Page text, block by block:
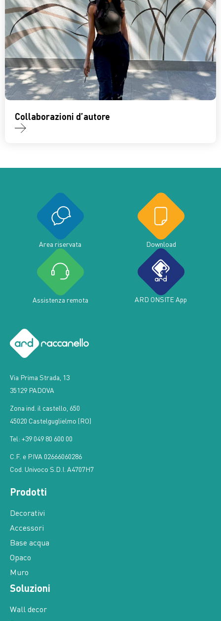
Collaborazioni d’autore
Area riservata Download
Assistenza remota ARD ONSITE App
Via Prima Strada, 13
35129 PADOVA
Zona ind. il castello, 650
45020 Castelguglielmo (RO)
Tel: +39 049 80 600 00
C.F. e P.IVA 02666060286
Cod. Univoco S.D.I. A4707H7
Prodotti
Decorativi
Accessori
Base acqua
Opaco
Muro
Soluzioni
Wall decor